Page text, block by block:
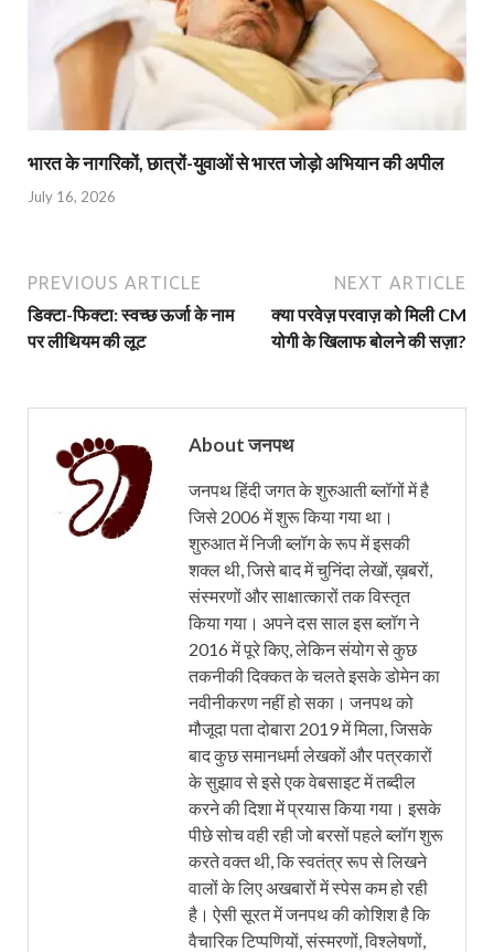
भारत के नागरिकों, छात्रों-युवाओं से भारत जोड़ो अभियान की अपील
July 16, 2026
PREVIOUS ARTICLE
डिक्टा-फिक्टा: स्वच्छ ऊर्जा के नाम
पर लीथियम की लूट
NEXT ARTICLE
क्या परवेज़ परवाज़ को मिली CM
योगी के खिलाफ बोलने की सज़ा?
About जनपथ
जनपथ हिंदी जगत के शुरुआती ब्लॉगों में है
जिसे 2006 में शुरू किया गया था।
शुरुआत में निजी ब्लॉग के रूप में इसकी
शक्ल थी, जिसे बाद में चुनिंदा लेखों, ख़बरों,
संस्मरणों और साक्षात्कारों तक विस्तृत
किया गया। अपने दस साल इस ब्लॉग ने
2016 में पूरे किए, लेकिन संयोग से कुछ
तकनीकी दिक्कत के चलते इसके डोमेन का
नवीनीकरण नहीं हो सका। जनपथ को
मौजूदा पता दोबारा 2019 में मिला, जिसके
बाद कुछ समानधर्मा लेखकों और पत्रकारों
के सुझाव से इसे एक वेबसाइट में तब्दील
करने की दिशा में प्रयास किया गया। इसके
पीछे सोच वही रही जो बरसों पहले ब्लॉग शुरू
करते वक्त थी, कि स्वतंत्र रूप से लिखने
वालों के लिए अखबारों में स्पेस कम हो रही
है। ऐसी सूरत में जनपथ की कोशिश है कि
वैचारिक टिप्पणियों, संस्मरणों, विश्लेषणों,